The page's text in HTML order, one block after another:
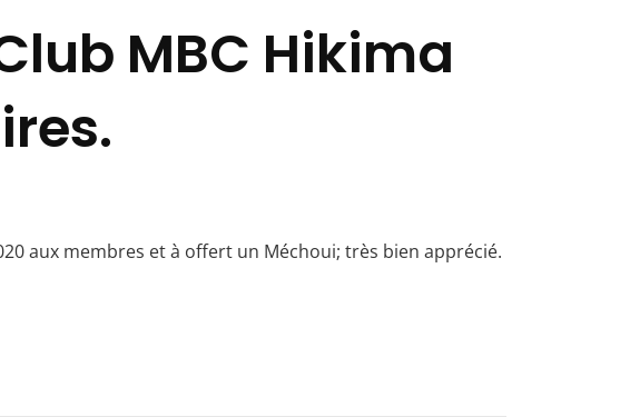
MBC Hikima
aux membres et à offert un Méchoui; très bien apprécié.